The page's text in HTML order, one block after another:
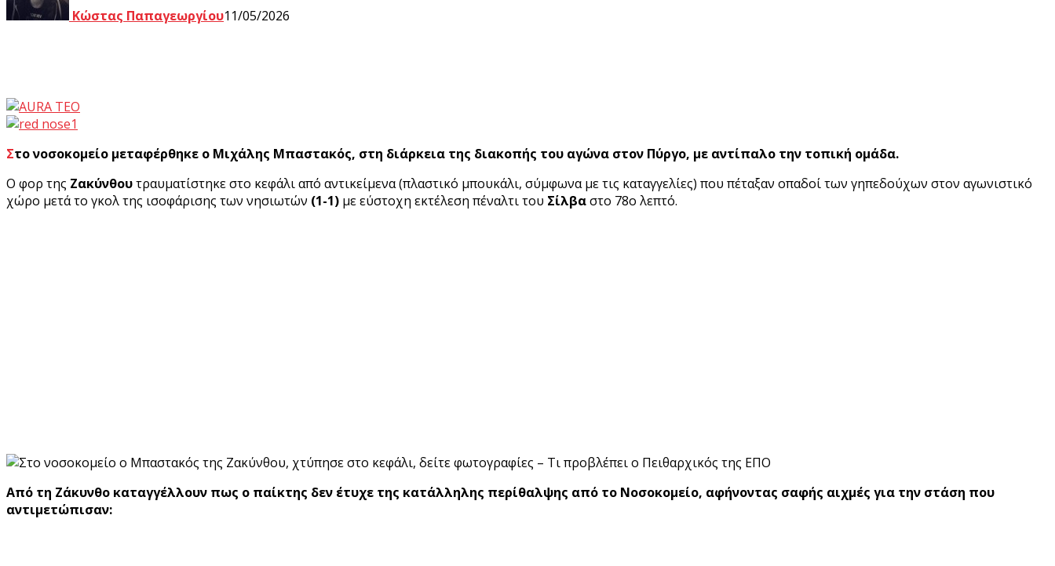
Κώστας Παπαγεωργίου11/05/2026
Στο νοσοκομείο μεταφέρθηκε ο Μιχάλης Μπαστακός, στη διάρκεια της διακοπής του αγώνα στον Πύργο, με αντίπαλο την τοπική ομάδα.
Ο φορ της Ζακύνθουτραυματίστηκε στο κεφάλι από αντικείμενα (πλαστικό μπουκάλι, σύμφωνα με τις καταγγελίες) που πέταξαν οπαδοί των γηπεδούχων στον αγωνιστικό
χώρο μετά το γκολ της ισοφάρισης των νησιωτών (1-1) με εύστοχη εκτέλεση πέναλτι του Σίλβαστο 78ο λεπτό.
Από τη Ζάκυνθο καταγγέλλουν πως ο παίκτης δεν έτυχε της κατάλληλης περίθαλψης από το Νοσοκομείο, αφήνοντας σαφής αιχμές για την στάση που
αντιμετώπισαν: